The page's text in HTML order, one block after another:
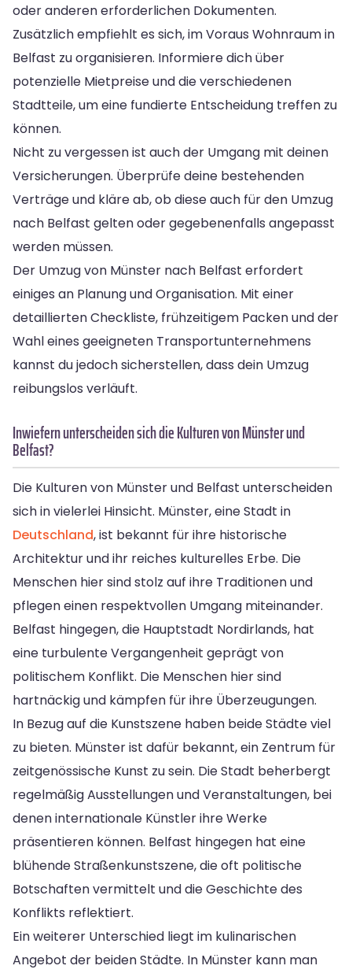
oder anderen erforderlichen Dokumenten.
Zusätzlich empfiehlt es sich, im Voraus Wohnraum in
Belfast zu organisieren. Informiere dich über
potenzielle Mietpreise und die verschiedenen
Stadtteile, um eine fundierte Entscheidung treffen zu
können.
Nicht zu vergessen ist auch der Umgang mit deinen
Versicherungen. Überprüfe deine bestehenden
Verträge und kläre ab, ob diese auch für den Umzug
nach Belfast gelten oder gegebenenfalls angepasst
werden müssen.
Der Umzug von Münster nach Belfast erfordert
einiges an Planung und Organisation. Mit einer
detaillierten Checkliste, frühzeitigem Packen und der
Wahl eines geeigneten Transportunternehmens
kannst du jedoch sicherstellen, dass dein Umzug
reibungslos verläuft.
Inwiefern unterscheiden sich die Kulturen von Münster und
Belfast?
Die Kulturen von Münster und Belfast unterscheiden
sich in vielerlei Hinsicht. Münster, eine Stadt in
Deutschland, ist bekannt für ihre historische
Architektur und ihr reiches kulturelles Erbe. Die
Menschen hier sind stolz auf ihre Traditionen und
pflegen einen respektvollen Umgang miteinander.
Belfast hingegen, die Hauptstadt Nordirlands, hat
eine turbulente Vergangenheit geprägt von
politischem Konflikt. Die Menschen hier sind
hartnäckig und kämpfen für ihre Überzeugungen.
In Bezug auf die Kunstszene haben beide Städte viel
zu bieten. Münster ist dafür bekannt, ein Zentrum für
zeitgenössische Kunst zu sein. Die Stadt beherbergt
regelmäßig Ausstellungen und Veranstaltungen, bei
denen internationale Künstler ihre Werke
präsentieren können. Belfast hingegen hat eine
blühende Straßenkunstszene, die oft politische
Botschaften vermittelt und die Geschichte des
Konflikts reflektiert.
Ein weiterer Unterschied liegt im kulinarischen
Angebot der beiden Städte. In Münster kann man